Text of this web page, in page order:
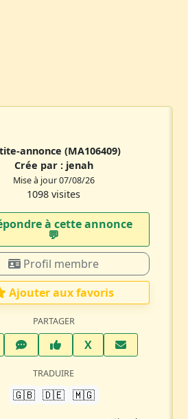
annonce (MA106409)
Crée par : jenah
Mise à jour 07/08/26
1098 visites
à cette annonce
💬​
Profil membre
Ajouter aux favoris
PARTAGER
WhatsAppFacebook
XTwitter X
TRADUIRE
🇬🇧 🇩🇪 🇲🇬